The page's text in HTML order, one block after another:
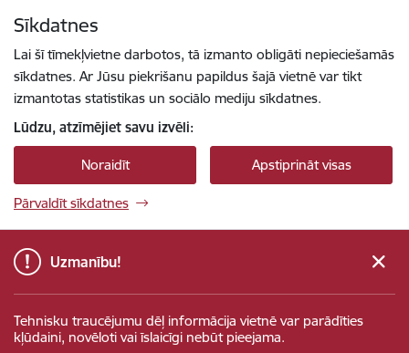
Sīkdatnes
Lai šī tīmekļvietne darbotos, tā izmanto obligāti nepieciešamās
sīkdatnes. Ar Jūsu piekrišanu papildus šajā vietnē var tikt
izmantotas statistikas un sociālo mediju sīkdatnes.
Lūdzu, atzīmējiet savu izvēli:
Noraidīt Apstiprināt visas
Pārvaldīt sīkdatnes
Uzmanību!
Tehnisku traucējumu dēļ informācija vietnē var parādīties
kļūdaini, novēloti vai īslaicīgi nebūt pieejama.